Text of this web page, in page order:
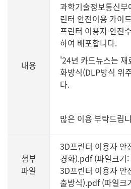
내용
과학기술정보통신
린터 안전이용 가이
프린터 이용자 안전
하여 배포합니다.
'24년 카드뉴스는 재
화방식(DLP방식 위
다.
많은 이용 부탁드립
첨부
파일
3D프린터 이용자 안
경화).pdf (파일크기
3D프린터 이용자 안
출방식).pdf (파일크